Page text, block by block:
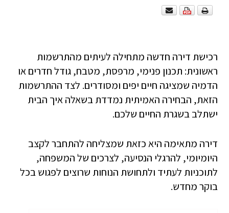
רכישת דירה חדשה מתחילה לעיתים מהתרשמות
ראשונית: תכנון פנימי, מרפסת, מטבח, גודל חדרים או
הדמיה שמציגה חיים יפים ומסודרים. לצד ההתרשמות
הזאת, הבחירה האמיתית נמדדת בשאלה איך הבית
ישתלב בשגרת החיים שלכם.
דירה מתאימה היא כזאת שמצליחה להתחבר לקצב
היומיומי, להרגלי הנסיעה, לצרכים של המשפחה,
לתוכניות לעתיד ולתחושת הנוחות שרוצים לפגוש בכל
בוקר מחדש.